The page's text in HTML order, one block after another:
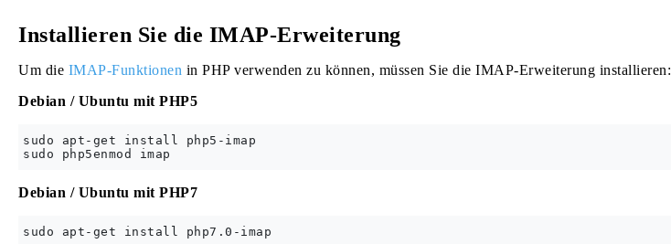
Installieren Sie die IMAP-Erweiterung
Um die IMAP-Funktionen in PHP verwenden zu können, müssen Sie die IMAP-Erweiterung installieren:
Debian / Ubuntu mit PHP5
sudo apt-get install php5-imap
Debian / Ubuntu mit PHP7